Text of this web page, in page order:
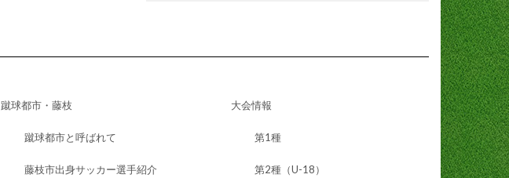
蹴球都市・藤枝
蹴球都市と呼ばれて
藤枝市出身サッカー選手紹介
大会情報
第1種
第2種（U-18）